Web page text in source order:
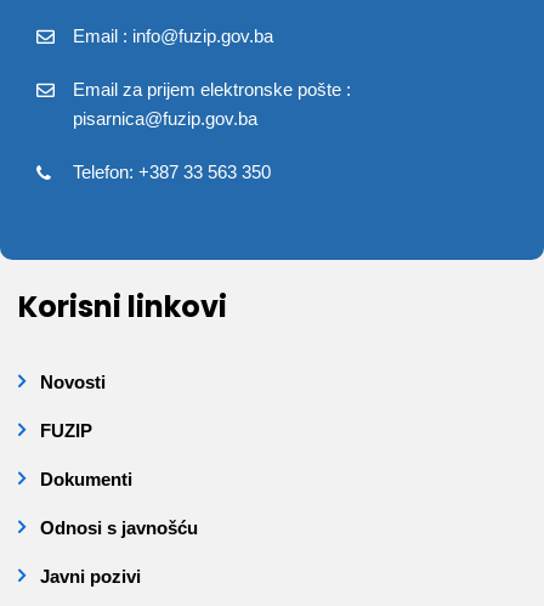
Email : info@fuzip.gov.ba
Email za prijem elektronske pošte :
pisarnica@fuzip.gov.ba
Telefon: +387 33 563 350
Korisni linkovi
Novosti
FUZIP
Dokumenti
Odnosi s javnošću
Javni pozivi